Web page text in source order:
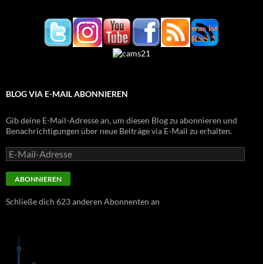
BLOG VIA E-MAIL ABONNIEREN
Gib deine E-Mail-Adresse an, um diesen Blog zu abonnieren und
Benachrichtigungen über neue Beiträge via E-Mail zu erhalten.
E-
Mail-
Adresse
ABONNIEREN
Schließe dich 623 anderen Abonnenten an